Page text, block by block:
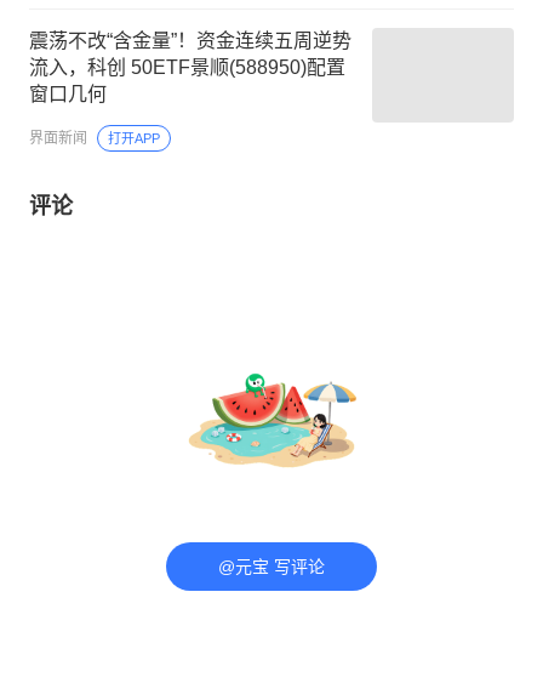
震荡不改“含金量”！资金连续五周逆势
流入，科创 50ETF景顺(588950)配置
窗口几何
界面新闻 打开APP
评论
@元宝 写评论